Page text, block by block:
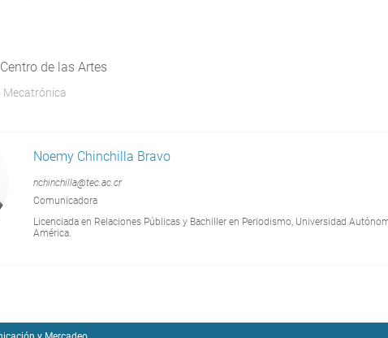
de las Artes
Mecatrónica
Noemy Chinchilla Bravo
nchinchilla@tec.ac.cr
Comunicadora
Licenciada en Relaciones Públicas y Bachiller en Periodismo, Universidad
América.